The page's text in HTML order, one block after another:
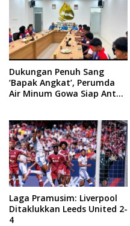
Dukungan Penuh Sang
‘Bapak Angkat’, Perumda
Air Minum Gowa Siap Antar
Laga Pramusim: Liverpool
Ditaklukkan Leeds United 2-
4